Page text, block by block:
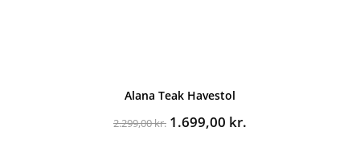
Alana Teak Havestol
2.299,00kr. Den
1.699,00 kr.